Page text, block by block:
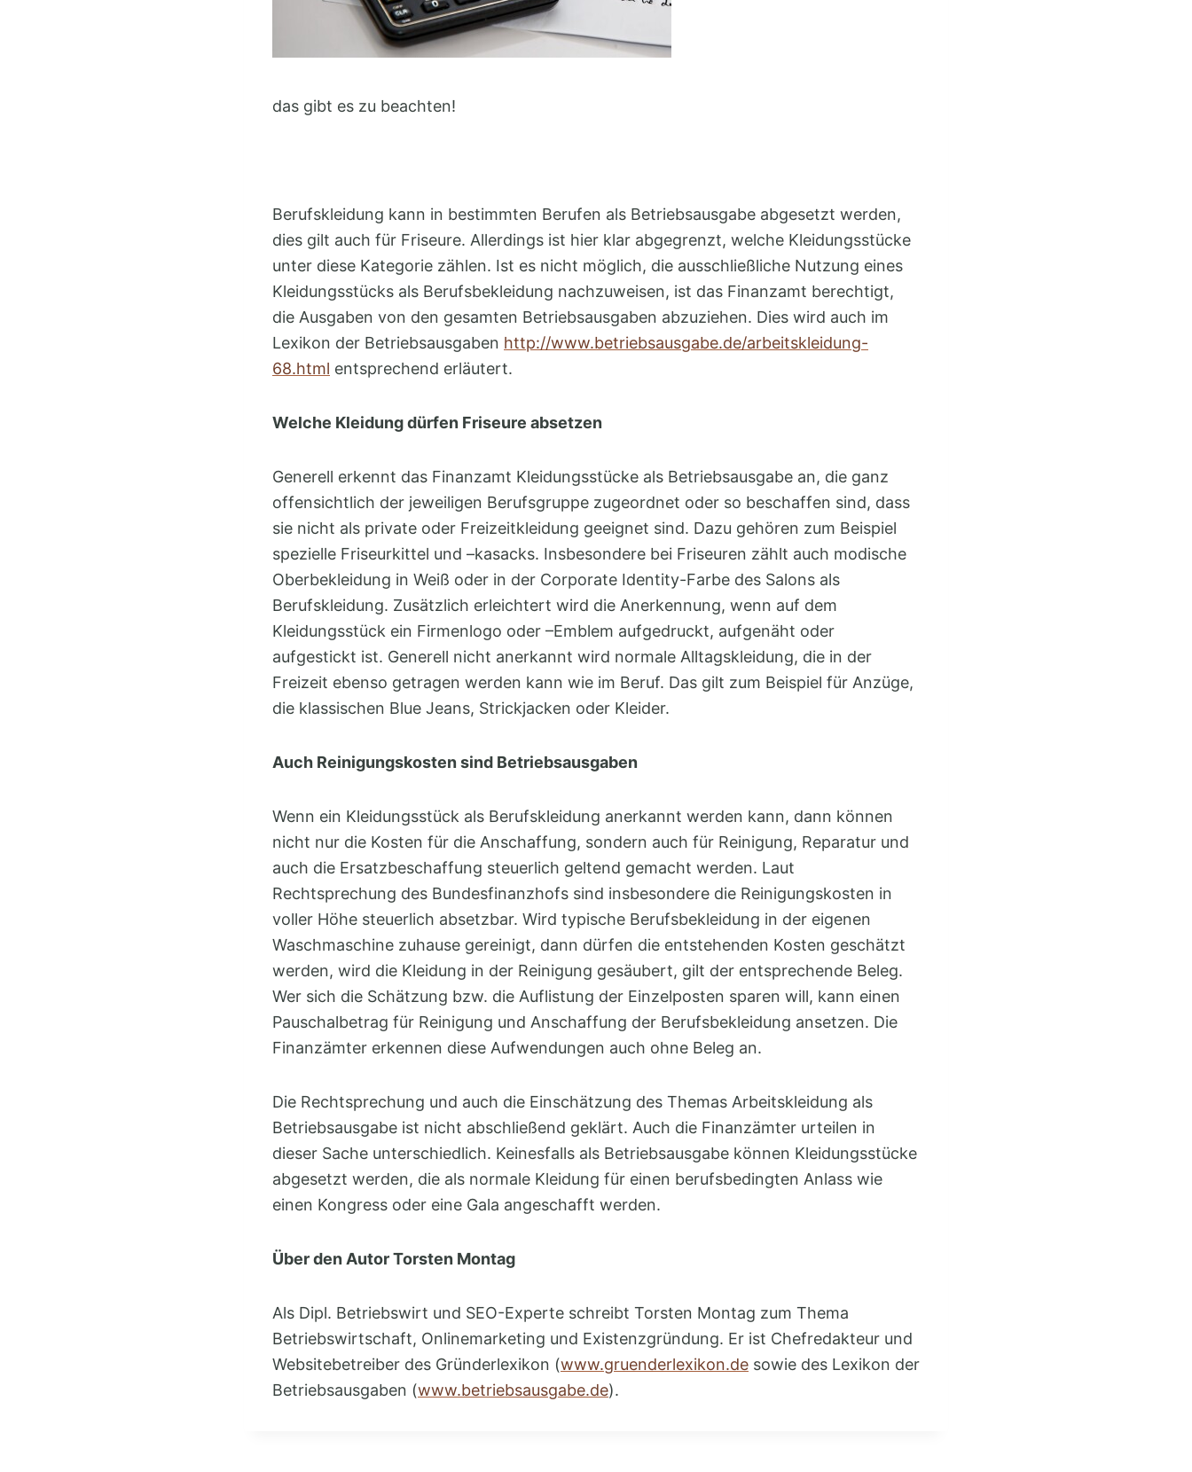
das gibt es zu beachten!
Berufskleidung kann in bestimmten Berufen als Betriebsausgabe abgesetzt werden,
dies gilt auch für Friseure. Allerdings ist hier klar abgegrenzt, welche Kleidungsstücke
unter diese Kategorie zählen. Ist es nicht möglich, die ausschließliche Nutzung eines
Kleidungsstücks als Berufsbekleidung nachzuweisen, ist das Finanzamt berechtigt,
die Ausgaben von den gesamten Betriebsausgaben abzuziehen. Dies wird auch im
Lexikon der Betriebsausgaben http://www.betriebsausgabe.de/arbeitskleidung-
68.html entsprechend erläutert.
Welche Kleidung dürfen Friseure absetzen
Generell erkennt das Finanzamt Kleidungsstücke als Betriebsausgabe an, die ganz
offensichtlich der jeweiligen Berufsgruppe zugeordnet oder so beschaffen sind, dass
sie nicht als private oder Freizeitkleidung geeignet sind. Dazu gehören zum Beispiel
spezielle Friseurkittel und –kasacks. Insbesondere bei Friseuren zählt auch modische
Oberbekleidung in Weiß oder in der Corporate Identity-Farbe des Salons als
Berufskleidung. Zusätzlich erleichtert wird die Anerkennung, wenn auf dem
Kleidungsstück ein Firmenlogo oder –Emblem aufgedruckt, aufgenäht oder
aufgestickt ist. Generell nicht anerkannt wird normale Alltagskleidung, die in der
Freizeit ebenso getragen werden kann wie im Beruf. Das gilt zum Beispiel für Anzüge,
die klassischen Blue Jeans, Strickjacken oder Kleider.
Auch Reinigungskosten sind Betriebsausgaben
Wenn ein Kleidungsstück als Berufskleidung anerkannt werden kann, dann können
nicht nur die Kosten für die Anschaffung, sondern auch für Reinigung, Reparatur und
auch die Ersatzbeschaffung steuerlich geltend gemacht werden. Laut
Rechtsprechung des Bundesfinanzhofs sind insbesondere die Reinigungskosten in
voller Höhe steuerlich absetzbar. Wird typische Berufsbekleidung in der eigenen
Waschmaschine zuhause gereinigt, dann dürfen die entstehenden Kosten geschätzt
werden, wird die Kleidung in der Reinigung gesäubert, gilt der entsprechende Beleg.
Wer sich die Schätzung bzw. die Auflistung der Einzelposten sparen will, kann einen
Pauschalbetrag für Reinigung und Anschaffung der Berufsbekleidung ansetzen. Die
Finanzämter erkennen diese Aufwendungen auch ohne Beleg an.
Die Rechtsprechung und auch die Einschätzung des Themas Arbeitskleidung als
Betriebsausgabe ist nicht abschließend geklärt. Auch die Finanzämter urteilen in
dieser Sache unterschiedlich. Keinesfalls als Betriebsausgabe können Kleidungsstücke
abgesetzt werden, die als normale Kleidung für einen berufsbedingten Anlass wie
einen Kongress oder eine Gala angeschafft werden.
Über den Autor Torsten Montag
Als Dipl. Betriebswirt und SEO-Experte schreibt Torsten Montag zum Thema
Betriebswirtschaft, Onlinemarketing und Existenzgründung. Er ist Chefredakteur und
Websitebetreiber des Gründerlexikon (www.gruenderlexikon.de sowie des Lexikon der
Betriebsausgaben (www.betriebsausgabe.de).